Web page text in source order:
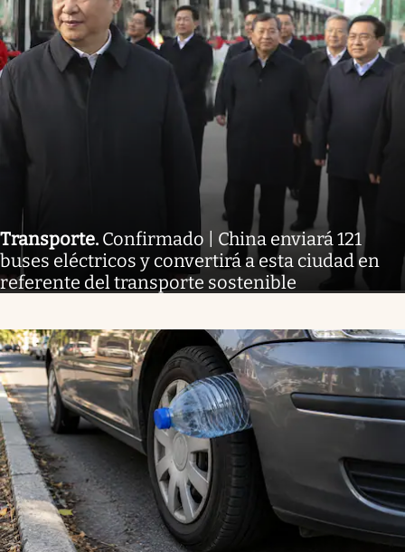
Transporte. Confirmado | China enviará 121
buses eléctricos y convertirá a esta ciudad en
referente del transporte sostenible